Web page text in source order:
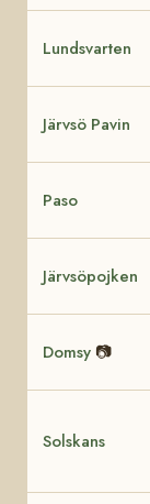
Lundsvarten
Järvsö Pavin
Paso
Järvsöpojken
Domsy 📷
Solskans